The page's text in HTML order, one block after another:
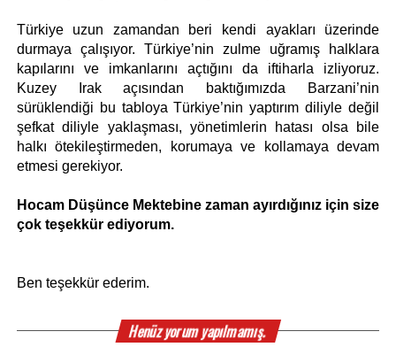
Türkiye uzun zamandan beri kendi ayakları üzerinde
durmaya çalışıyor. Türkiye’nin zulme uğramış halklara
kapılarını ve imkanlarını açtığını da iftiharla izliyoruz.
Kuzey Irak açısından baktığımızda Barzani’nin
sürüklendiği bu tabloya Türkiye’nin yaptırım diliyle değil
şefkat diliyle yaklaşması, yönetimlerin hatası olsa bile
halkı ötekileştirmeden, korumaya ve kollamaya devam
etmesi gerekiyor.
Hocam Düşünce Mektebine zaman ayırdığınız için size
çok teşekkür ediyorum.
Ben teşekkür ederim.
Henüz yorum yapılmamış.